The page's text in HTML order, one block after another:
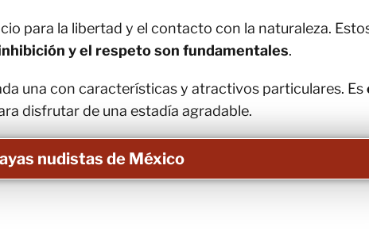
para la libertad y el contacto con la naturaleza.
y el respeto son fundamentales.
una con características y atractivos particulares. Es
disfrutar de una estadía agradable.
nudistas de México